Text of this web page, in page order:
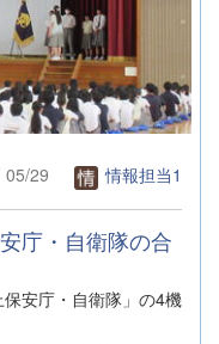
05/29 情報担当1
庁・自衛隊の合
安庁・自衛隊」の4機